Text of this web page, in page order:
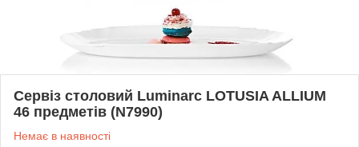
Сервіз столовий Luminarc LOTUSIA ALLIUM
46 предметів (N7990)
Немає в наявності